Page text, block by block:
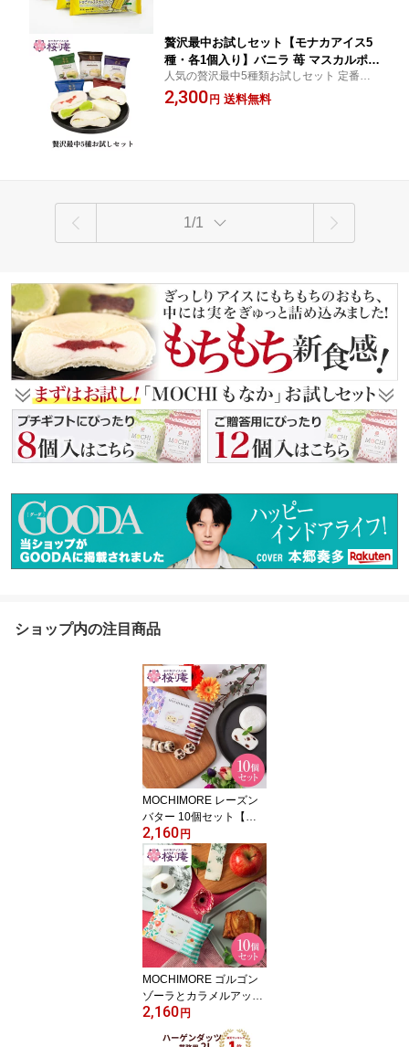
贅沢最中お試しセット【モナカアイス5
種・各1個入り】バニラ 苺 マスカルポー
ネチーズ あんバター 抹茶 ご褒美スイー
ツ 自宅用 ひんやりおやつ 母の日 父の
人気の贅沢最中5種類お試しセット 定番の
バニラ、苺、抹茶に加え、マスカルポーネ
チーズ＆コーヒーソース、あんバターの種
2,300 円 送料無料
1/1
ショップ内の注目商品
MOCHIMORE レーズン
バター 10個セット【和
と洋の素材をミックスし
た創作もちアイス】自宅
用 スイーツ 記念品 イベ
ント 景品
2,160円
MOCHIMORE ゴルゴン
ゾーラとカラメルアップ
ル 10個セット【和と洋
の素材をミックスした創
2,160円